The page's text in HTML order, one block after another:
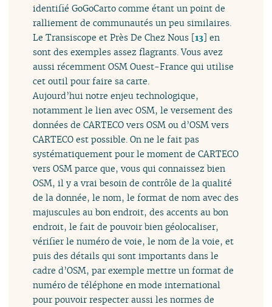
identifié GoGoCarto comme étant un point de
ralliement de communautés un peu similaires.
Le Transiscope et Près De Chez Nous [13] en
sont des exemples assez flagrants. Vous avez
aussi récemment OSM Ouest-France qui utilise
cet outil pour faire sa carte.
Aujourd’hui notre enjeu technologique,
notamment le lien avec OSM, le versement des
données de CARTECO vers OSM ou d’OSM vers
CARTECO est possible. On ne le fait pas
systématiquement pour le moment de CARTECO
vers OSM parce que, vous qui connaissez bien
OSM, il y a vrai besoin de contrôle de la qualité
de la donnée, le nom, le format de nom avec des
majuscules au bon endroit, des accents au bon
endroit, le fait de pouvoir bien géolocaliser,
vérifier le numéro de voie, le nom de la voie, et
puis des détails qui sont importants dans le
cadre d’OSM, par exemple mettre un format de
numéro de téléphone en mode international
pour pouvoir respecter aussi les normes de